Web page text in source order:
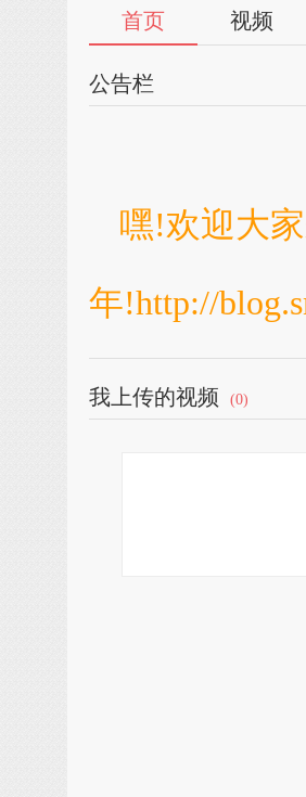
首页 视频
公告栏
嘿!欢迎大
年!http://
我上传的视频 (0)